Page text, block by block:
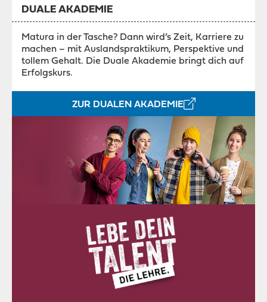
DUALE AKADEMIE
Matura in der Tasche? Dann wird’s Zeit, Karriere zu
machen – mit Auslandspraktikum, Perspektive und
tollem Gehalt. Die Duale Akademie bringt dich auf
Erfolgskurs.
ZUR DUALEN AKADEMIE